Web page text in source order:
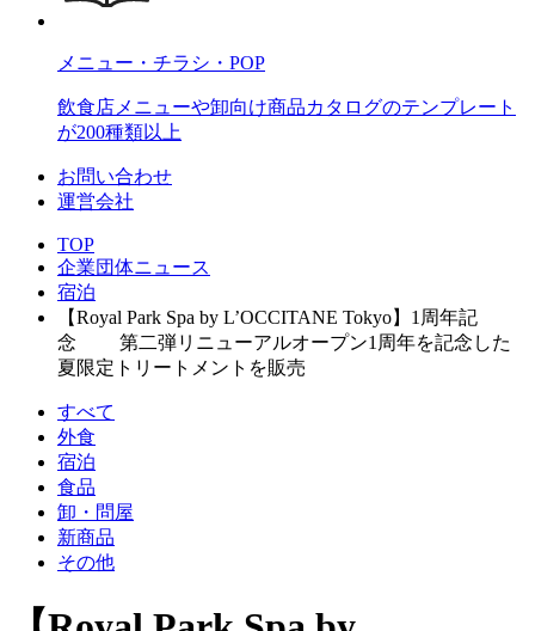
メニュー・チラシ・POP
飲食店メニューや卸向け商品カタログのテンプレート
が200種類以上
お問い合わせ
運営会社
TOP
企業団体ニュース
宿泊
【Royal Park Spa by L’OCCITANE Tokyo】1周年記
念 第二弾リニューアルオープン1周年を記念した
夏限定トリートメントを販売
すべて
外食
宿泊
食品
卸・問屋
新商品
その他